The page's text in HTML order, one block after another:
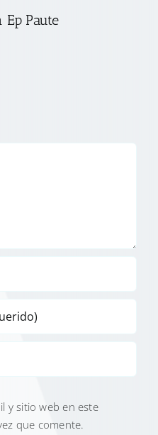
Paute
y sitio web en este
que comente.